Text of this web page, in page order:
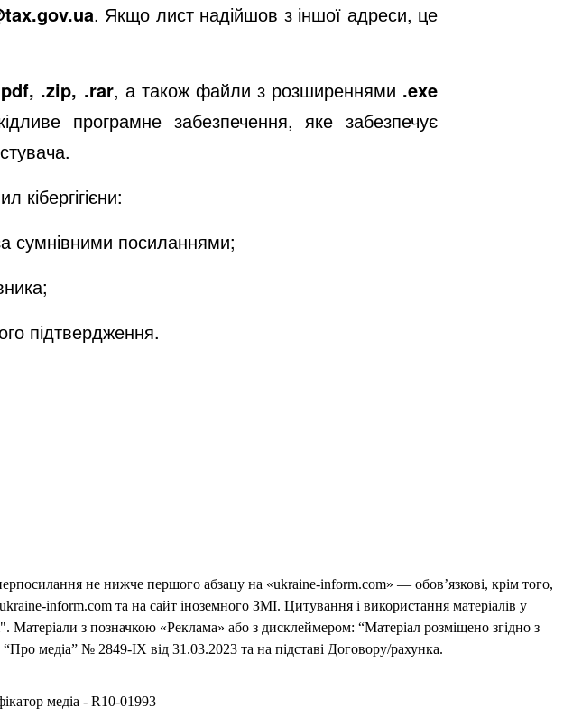
. Якщо лист надійшов з іншої адреси, це
.zip, .rar, а також файли з розширеннями .exe
програмне забезпечення, яке забезпечує
сумнівними посиланнями;
підтвердження.
не нижче першого абзацу на «ukraine-inform.com» — обов’язкові, крім того,
inform.com та на сайт іноземного ЗМІ. Цитування і використання матеріалів у
з позначкою «Реклама» або з дисклеймером: “Матеріал розміщено згідно з
медіа” № 2849-IX від 31.03.2023 та на підставі Договору/рахунка.
медіа - R10-01993